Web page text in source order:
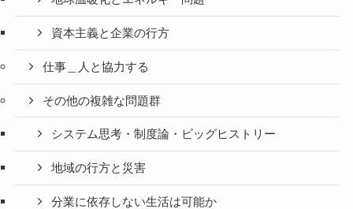
資本主義と企業の行方
仕事＿人と協力する
その他の複雑な問題群
システム思考・制度論・ビッグヒストリー
地域の行方と災害
分業に依存しない生活は可能か